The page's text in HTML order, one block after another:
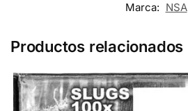
Marca: NSA
Productos relacionados